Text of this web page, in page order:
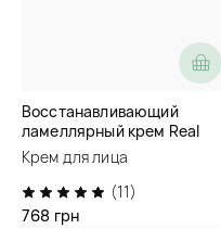
Восстанавливающий
ламеллярный крем Real
Barrier Aqua Soothing Cream
Крем для лица
(11)
768 грн